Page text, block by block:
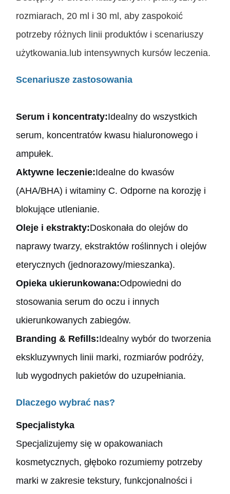
rozmiarach, 20 ml i 30 ml, aby zaspokoić
potrzeby różnych linii produktów i scenariuszy
użytkowania.lub intensywnych kursów leczenia.
Scenariusze zastosowania
Serum i koncentraty:Idealny do wszystkich
serum, koncentratów kwasu hialuronowego i
ampułek.
Aktywne leczenie:Idealne do kwasów
(AHA/BHA) i witaminy C. Odporne na korozję i
blokujące utlenianie.
Oleje i ekstrakty:Doskonała do olejów do
naprawy twarzy, ekstraktów roślinnych i olejów
eterycznych (jednorazowy/mieszanka).
Opieka ukierunkowana:Odpowiedni do
stosowania serum do oczu i innych
ukierunkowanych zabiegów.
Branding & Refills:Idealny wybór do tworzenia
ekskluzywnych linii marki, rozmiarów podróży,
lub wygodnych pakietów do uzupełniania.
Dlaczego wybrać nas?
Specjalistyka
Specjalizujemy się w opakowaniach
kosmetycznych, głęboko rozumiemy potrzeby
marki w zakresie tekstury, funkcjonalności i